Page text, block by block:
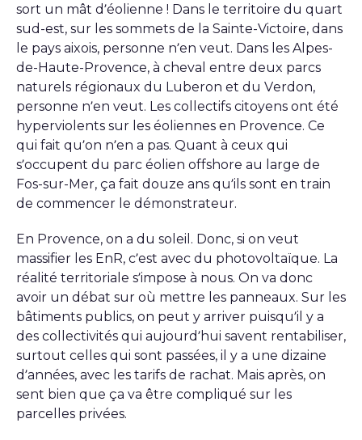
sort un mât d’éolienne ! Dans le territoire du quart
sud-est, sur les sommets de la Sainte-Victoire, dans
le pays aixois, personne n’en veut. Dans les Alpes-
de-Haute-Provence, à cheval entre deux parcs
naturels régionaux du Luberon et du Verdon,
personne n’en veut. Les collectifs citoyens ont été
hyperviolents sur les éoliennes en Provence. Ce
qui fait qu’on n’en a pas. Quant à ceux qui
s’occupent du parc éolien offshore au large de
Fos-sur-Mer, ça fait douze ans qu’ils sont en train
de commencer le démonstrateur.
En Provence, on a du soleil. Donc, si on veut
massifier les EnR, c’est avec du photovoltaïque. La
réalité territoriale s’impose à nous. On va donc
avoir un débat sur où mettre les panneaux. Sur les
bâtiments publics, on peut y arriver puisqu’il y a
des collectivités qui aujourd’hui savent rentabiliser,
surtout celles qui sont passées, il y a une dizaine
d’années, avec les tarifs de rachat. Mais après, on
sent bien que ça va être compliqué sur les
parcelles privées.